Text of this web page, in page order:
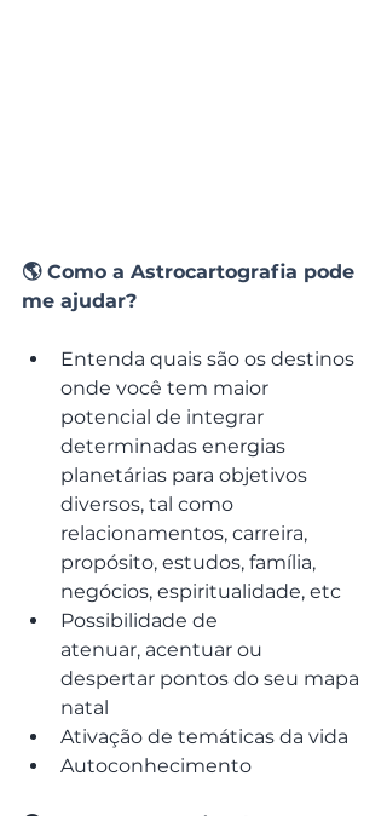
🌎 Como a Astrocartografia pode
me ajudar?
Entenda quais são os destinos
onde você tem maior
potencial de integrar
determinadas energias
planetárias para objetivos
diversos, tal como
relacionamentos, carreira,
propósito, estudos, família,
negócios, espiritualidade, etc
Possibilidade de
atenuar, acentuar ou
despertar pontos do seu mapa
natal
Ativação de temáticas da vida
Autoconhecimento